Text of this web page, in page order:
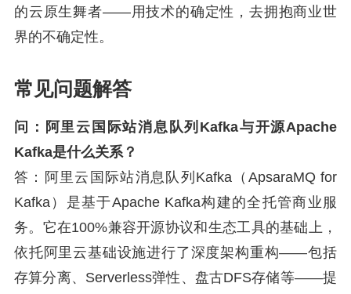
的云原生舞者——用技术的确定性，去拥抱商业世
界的不确定性。
常见问题解答
问：阿里云国际站消息队列Kafka与开源Apache
Kafka是什么关系？
答：阿里云国际站消息队列Kafka（ApsaraMQ for
Kafka）是基于Apache Kafka构建的全托管商业服
务。它在100%兼容开源协议和生态工具的基础上，
依托阿里云基础设施进行了深度架构重构——包括
存算分离、Serverless弹性、盘古DFS存储等——提